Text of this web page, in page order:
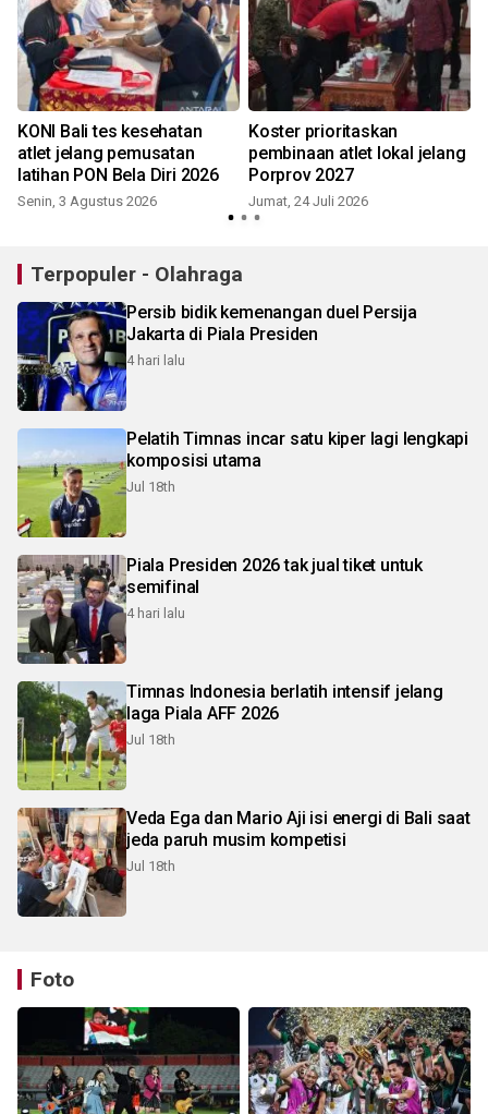
KONI Bali tes kesehatan
atlet jelang pemusatan
latihan PON Bela Diri 2026
Senin, 3 Agustus 2026
Koster prioritaskan
pembinaan atlet lokal jelang
Porprov 2027
Jumat, 24 Juli 2026
Terpopuler - Olahraga
Persib bidik kemenangan duel Persija
Jakarta di Piala Presiden
4 hari lalu
Pelatih Timnas incar satu kiper lagi lengkapi
komposisi utama
Jul 18th
Piala Presiden 2026 tak jual tiket untuk
semifinal
4 hari lalu
Timnas Indonesia berlatih intensif jelang
laga Piala AFF 2026
Jul 18th
Veda Ega dan Mario Aji isi energi di Bali saat
jeda paruh musim kompetisi
Jul 18th
Foto